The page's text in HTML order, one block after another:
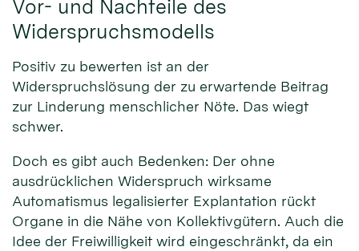
Vor- und Nachteile des
Widerspruchsmodells
Positiv zu bewerten ist an der
Widerspruchslösung der zu erwartende Beitrag
zur Linderung menschlicher Nöte. Das wiegt
schwer.
Doch es gibt auch Bedenken: Der ohne
ausdrücklichen Widerspruch wirksame
Automatismus legalisierter Explantation rückt
Organe in die Nähe von Kollektivgütern. Auch die
Idee der Freiwilligkeit wird eingeschränkt, da ein